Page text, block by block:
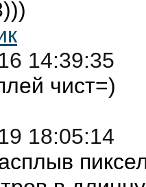
14:39:35
чист=)
18:05:14